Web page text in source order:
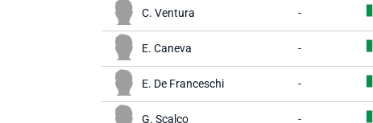
C. Ventura -
E. Caneva -
E. De Franceschi -
G. Scalco -